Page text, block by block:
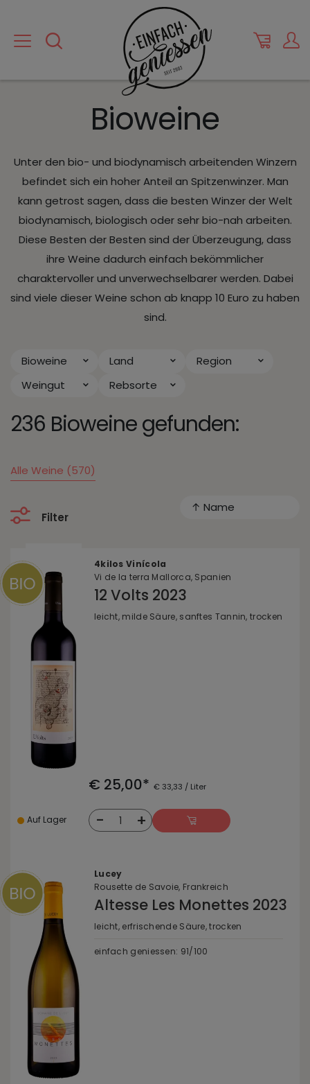
Bioweine
Unter den bio- und biodynamisch arbeitenden Winzern
befindet sich ein hoher Anteil an Spitzenwinzer. Man
kann getrost sagen, dass die besten Winzer der Welt
biodynamisch, biologisch oder sehr bio-nah arbeiten.
Diese Besten der Besten sind der Überzeugung, dass
ihre Weine dadurch einfach bekömmlicher
charaktervoller und unverwechselbarer werden. Dabei
sind viele dieser Weine schon ab knapp 10 Euro zu haben
sind.
Bioweine Land
Region
Weingut
Rebsorte
236 Bioweine gefunden:
Alle Weine (570)
Filter
↑ Name
4kilos Vinícola
Vi de la terra Mallorca, Spanien
12 Volts 2023
leicht, milde Säure, sanftes Tannin, trocken
€ 25,00* € 33,33 / Liter
Auf Lager - 1 +
Lucey
Rousette de Savoie, Frankreich
Altesse Les Monettes 2023
leicht, erfrischende Säure, trocken
einfach geniessen: 91/100